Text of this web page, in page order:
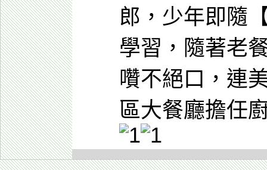
郎，少年即隨
學習，隨著老
囋不絕口，連
區大餐廳擔任